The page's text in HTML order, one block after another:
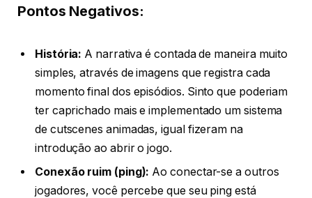
Pontos Negativos:
História: A narrativa é contada de maneira muito
simples, através de imagens que registra cada
momento final dos episódios. Sinto que poderiam
ter caprichado mais e implementado um sistema
de cutscenes animadas, igual fizeram na
introdução ao abrir o jogo.
Conexão ruim (ping): Ao conectar-se a outros
jogadores, você percebe que seu ping está